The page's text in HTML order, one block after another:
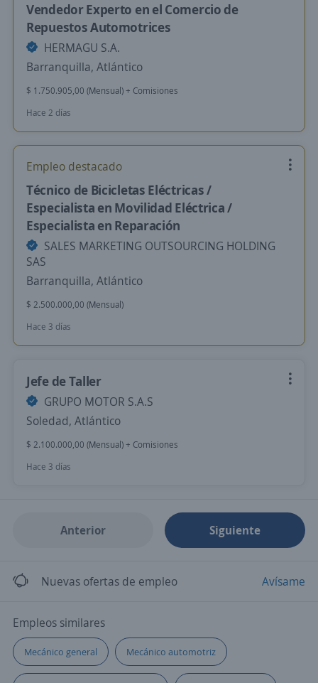
Vendedor Experto en el Comercio de
Repuestos Automotrices
HERMAGU S.A.
Barranquilla, Atlántico
$ 1.750.905,00 (Mensual) + Comisiones
Hace 2 días
Empleo destacado
Técnico de Bicicletas Eléctricas /
Especialista en Movilidad Eléctrica /
Especialista en Reparación
SALES MARKETING OUTSOURCING HOLDING
SAS
Barranquilla, Atlántico
$ 2.500.000,00 (Mensual)
Hace 3 días
Jefe de Taller
GRUPO MOTOR S.A.S
Soledad, Atlántico
$ 2.100.000,00 (Mensual) + Comisiones
Hace 3 días
Anterior Siguiente
Nuevas ofertas de empleo Avísame
Empleos similares
Mecánico general Mecánico automotriz